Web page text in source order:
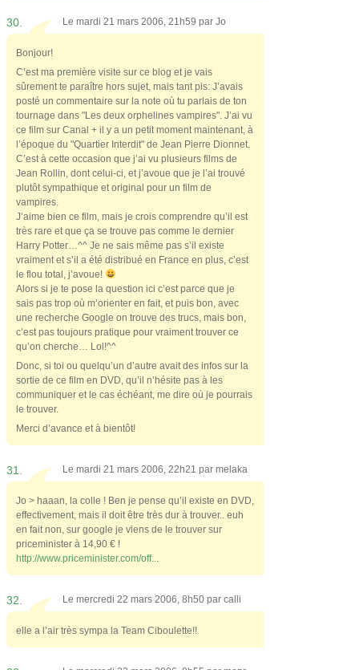
30. Le mardi 21 mars 2006, 21h59 par Jo
Bonjour!
C’est ma première visite sur ce blog et je vais
sûrement te paraître hors sujet, mais tant pis: J’avais
posté un commentaire sur la note où tu parlais de ton
tournage dans "Les deux orphelines vampires". J’ai vu
ce film sur Canal + il y a un petit moment maintenant, à
l’époque du "Quartier Interdit" de Jean Pierre Dionnet.
C’est à cette occasion que j’ai vu plusieurs films de
Jean Rollin, dont celui-ci, et j’avoue que je l’ai trouvé
plutôt sympathique et original pour un film de
vampires.
J’aime bien ce film, mais je crois comprendre qu’il est
très rare et que ça se trouve pas comme le dernier
Harry Potter…^^ Je ne sais même pas s’il existe
vraiment et s’il a été distribué en France en plus, c’est
le flou total, j’avoue!
Alors si je te pose la question ici c’est parce que je
sais pas trop où m’orienter en fait, et puis bon, avec
une recherche Google on trouve des trucs, mais bon,
c’est pas toujours pratique pour vraiment trouver ce
qu’on cherche… Lol!^^
Donc, si toi ou quelqu’un d’autre avait des infos sur la
sortie de ce film en DVD, qu’il n’hésite pas à les
communiquer et le cas échéant, me dire où je pourrais
le trouver.
Merci d’avance et à bientôt!
31. Le mardi 21 mars 2006, 22h21 par melaka
Jo > haaan, la colle ! Ben je pense qu’il existe en DVD,
effectivement, mais il doit être très dur à trouver.. euh
en fait non, sur google je viens de le trouver sur
priceminister à 14,90 € !
http://www.priceminister.com/off..
32. Le mercredi 22 mars 2006, 8h50 par calli
elle a l’air très sympa la Team Ciboulette!!